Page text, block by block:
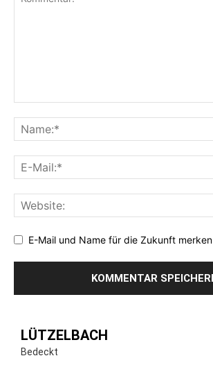
E-Mail und Name für die Zukunft merken
LÜTZELBACH
Bedeckt